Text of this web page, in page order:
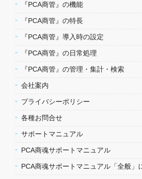
『PCA商管』の機能
『PCA商管』の特長
『PCA商管』導入時の設定
『PCA商管』の日常処理
『PCA商管』の管理・集計・検索
会社案内
プライバシーポリシー
各種お問合せ
サポートマニュアル
PCA商魂サポートマニュアル
PCA商魂サポートマニュアル「全般」